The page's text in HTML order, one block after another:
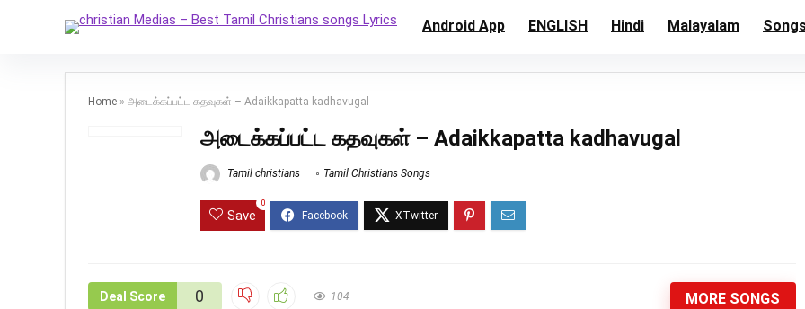
Android App ENGLISH Hindi Malayalam
Home » அடைக்கப்பட்ட கதவுகள் – Adaikkapatta kadhavugal
அடைக்கப்பட்ட கதவுகள் – Adaikkapatta kadhavugal
Tamil christians Tamil Christians Songs
Save
0
Deal Score 0 104 MORE SONGS